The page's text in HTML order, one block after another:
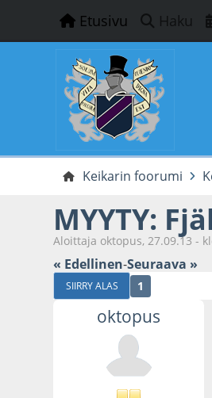
Etusivu Haku
Keikarin foorumi
MYYTY:
Aloittaja oktopus, 27.09.13 -
« Edellinen-Seuraava »
SIIRRY ALAS 1
oktopus